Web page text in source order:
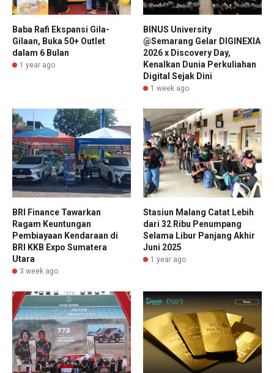
Baba Rafi Ekspansi Gila-
Gilaan, Buka 50+ Outlet
dalam 6 Bulan
1 year ago
BINUS University
@Semarang Gelar DIGINEXIA
2026 x Discovery Day,
Kenalkan Dunia Perkuliahan
Digital Sejak Dini
1 week ago
BRI Finance Tawarkan
Ragam Keuntungan
Pembiayaan Kendaraan di
BRI KKB Expo Sumatera
Utara
3 week ago
Stasiun Malang Catat Lebih
dari 32 Ribu Penumpang
Selama Libur Panjang Akhir
Juni 2025
1 year ago